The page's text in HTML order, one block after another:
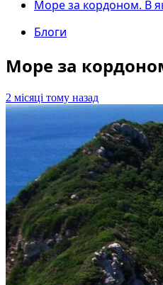
Море за кордоном. В
Блоги
Море за
2 місяці тому назад